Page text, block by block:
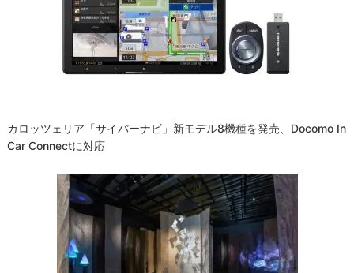
カロッツェリア「サイバーナビ」新モデル8機種を発売、docomo In
Car Connectに対応